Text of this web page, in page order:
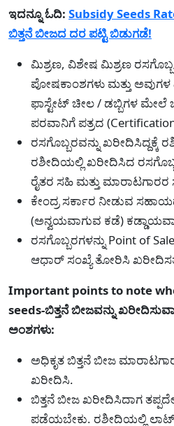
ಇದನ್ನೂ ಓದಿ: Subsidy Seeds
ಬಿತ್ತನೆ ಬೀಜದ ದರ ಪಟ್ಟಿ ಬಿಡುಗಡೆ!
ಮಿಶ್ರಣ, ವಿಶೇಷ ಮಿಶ್ರಣ
ಪೋಷಕಾಂಶಗಳು ಮತ್ತು
ಫಾಸ್ಟೇಟ್ ಚೀಲ / ಡಬ್ಬಿಗಳ ಮೇಲೆ
ಪರವಾನಿಗೆ ಪತ್ರದ
ರಸಗೊಬ್ಬರವನ್ನು
ರಶೀದಿಯಲ್ಲಿ ಖರೀದಿಸಿದ
ರೈತರ ಸಹಿ ಮತ್ತು
ಕೇಂದ್ರ ಸರ್ಕಾರ ನೀಡುವ
(ಅನ್ವಯವಾಗುವ ಕಡೆ)
ರಸಗೊಬ್ಬರಗಳನ್ನು Point of
ಆಧಾರ್ ಸಂಖ್ಯೆ ತೋರಿಸಿ
Important points to note
seeds-ಬಿತ್ತನೆ ಬೀಜವನ್ನು
ಅಂಶಗಳು:
ಅಧಿಕೃತ ಬಿತ್ತನೆ ಬೀಜ
ಖರೀದಿಸಿ.
ಬಿತ್ತನೆ ಬೀಜ ಖರೀದಿಸಿದಾಗ
ಪಡೆಯಬೇಕು. ರಶೀದಿಯಲ್ಲಿ